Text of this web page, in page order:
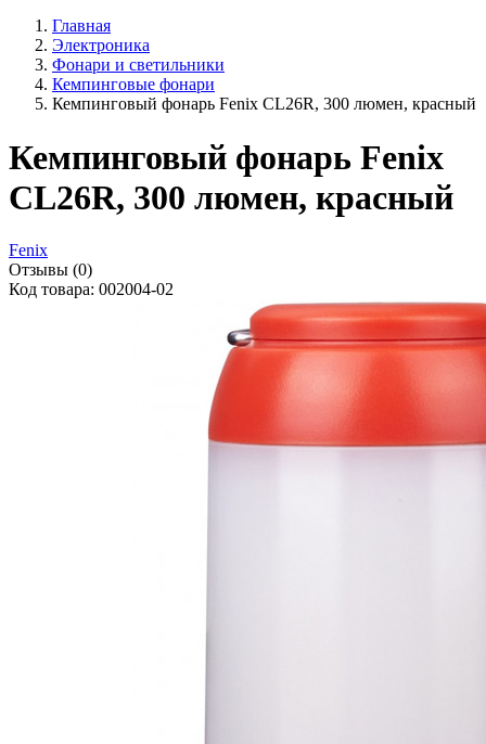
Главная
Электроника
Фонари и светильники
Кемпинговые фонари
Кемпинговый фонарь Fenix CL26R, 300 люмен, красный
Кемпинговый фонарь Fenix
CL26R, 300 люмен, красный
Fenix
Отзывы (0)
Код товара: 002004-02